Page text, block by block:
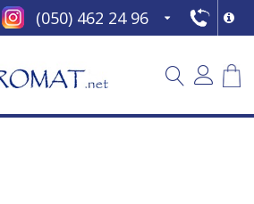
(050) 462 24 96